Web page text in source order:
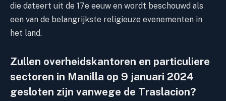
die dateert uit de 17e eeuw en wordt beschouwd als
een van de belangrijkste religieuze evenementen in
het land.
Zullen overheidskantoren en particuliere
sectoren in Manilla op 9 januari 2024
gesloten zijn vanwege de Traslacion?